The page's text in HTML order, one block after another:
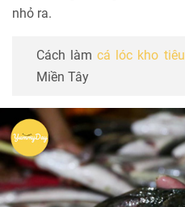
nhỏ ra.
Cách làmcá lóc kho tiêu
Miền Tây